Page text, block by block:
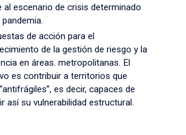
al escenario de crisis determinado
de acción para el
de la gestión de riesgo y la
en áreas. metropolitanas. El
es contribuir a territorios que
es decir, capaces de
así su vulnerabilidad estructural.